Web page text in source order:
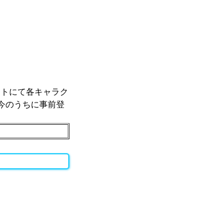
にて各キャラク
のうちに事前登